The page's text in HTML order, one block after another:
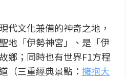
代文化兼備的神奇之地，
地「伊勢神宮」、是「伊
鄉；同時也有世界F1方程
（三重經典景點： 擁抱大